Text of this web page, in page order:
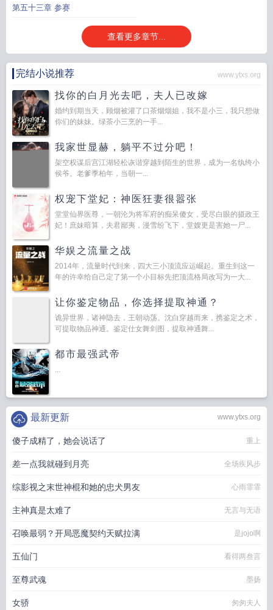
第五十三章 参赛
查看更多章节...
完结小说推荐 www.ytxs.org
找你的白月光去吧，夫人已改嫁
婚约到期当天，顾烟被灌了口茶烟烟姐，我不是小三，我只想做
你们的妹妹。绿茶小三烹的一手...
我家世显赫，躺平不过分吧！
架空权谋后宫江湖轻松诙谐穿越到陌生的世界，成为一名纨绔小
侯爷。老爹季柏年，当朝一...
权宠下堂妃：神医狂妻很嚣张
堂堂仙界医尊，一朝沦为将军府的痴呆傻女，受尽白眼的摄政王
妃！庶妹暗算，夫君鄙夷，漫雪纷飞下，堂嫂更是害她一尸...
华娱之流量之战
2014年，流量时代到来，四大三小顶流应运崛起。重生到这一
年的许幸给自己定了第一个小目标先把顶流格局改写为一大...
让你鉴定物品，你选择提取神通？
诡异世界，诸神隐去，王朝动荡。沈白穿越而来，携鉴定之术，
可提取物品神通。鉴定仕女舞剑图，提取神通舞...
都市最强武帝
...
www.ytxs.org
最新更新
傻子成精了，她会说话了 重上
差一点我就碰到月亮 全场疾风步
综影视之末世神棍和她的忠犬男友 心雨霏霏
主神真是太难了 无言与无语
召唤最弱？开局恶魔契约天赋拉满 是jojo啊
五仙门 看得两叁言
至尊武魂 墨扬
女骄 匆匆夫人